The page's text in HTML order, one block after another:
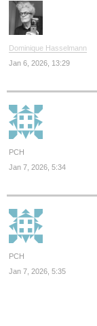
Dominique Hasselmann
Jan 6, 2026, 13:29
PCH
Jan 7, 2026, 5:34
PCH
Jan 7, 2026, 5:35